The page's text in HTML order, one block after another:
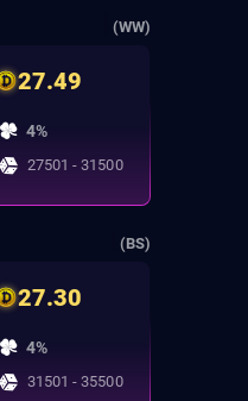
(WW)
27.49
4%
27501 - 31500
(BS)
27.30
4%
31501 - 35500